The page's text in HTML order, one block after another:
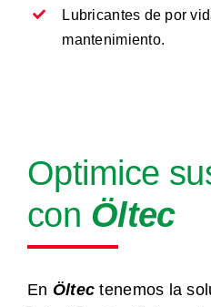
Lubricantes de por
mantenimiento.
Optimice
con Öltec
En Öltec tenemos la